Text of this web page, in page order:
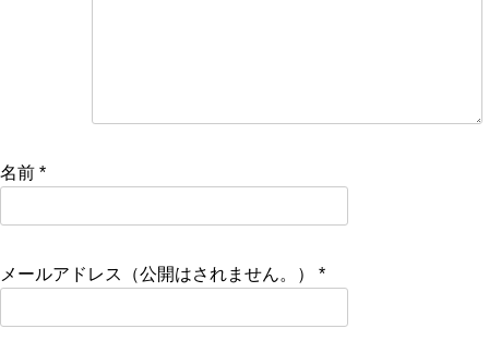
名前 *
メールアドレス（公開はされません。） *